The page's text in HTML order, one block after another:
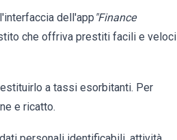
dell'app "Finance
che offriva prestiti facili e veloci
a tassi esorbitanti. Per
e ricatto.